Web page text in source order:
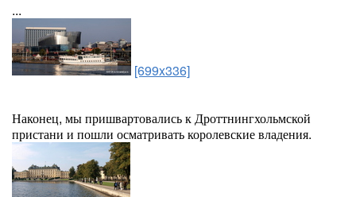
...
[699x336]
Наконец, мы пришвартовались к Дроттнингхольмской
пристани и пошли осматривать королевские владения.